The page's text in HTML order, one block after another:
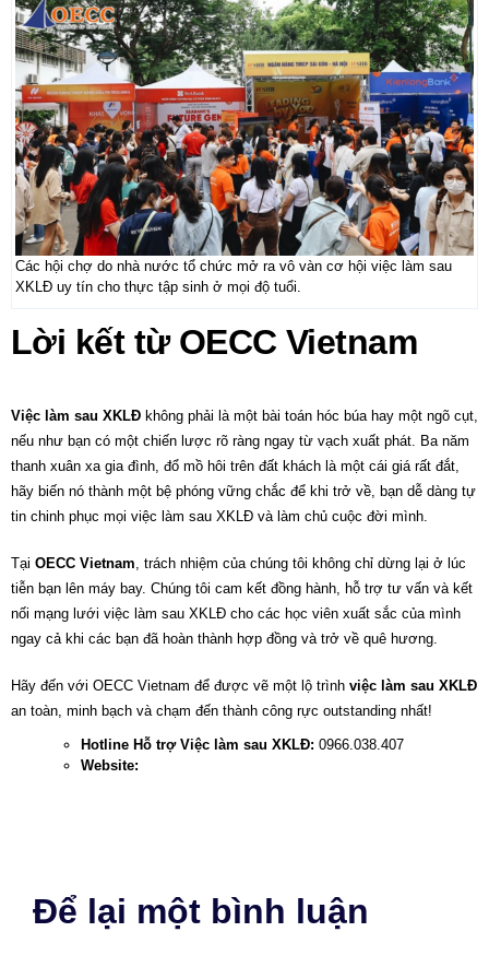
Các hội chợ do nhà nước tổ chức mở ra vô vàn cơ hội việc làm sau
XKLĐ uy tín cho thực tập sinh ở mọi độ tuổi.
Lời kết từ OECC Vietnam
Việc làm sau XKLĐ không phải là một bài toán hóc búa hay một ngõ cụt,
nếu như bạn có một chiến lược rõ ràng ngay từ vạch xuất phát. Ba năm
thanh xuân xa gia đình, đổ mồ hôi trên đất khách là một cái giá rất đắt,
hãy biến nó thành một bệ phóng vững chắc để khi trở về, bạn dễ dàng tự
tin chinh phục mọi việc làm sau XKLĐ và làm chủ cuộc đời mình.
Tại OECC Vietnam , trách nhiệm của chúng tôi không chỉ dừng lại ở lúc
tiễn bạn lên máy bay. Chúng tôi cam kết đồng hành, hỗ trợ tư vấn và kết
nối mạng lưới việc làm sau XKLĐ cho các học viên xuất sắc của mình
ngay cả khi các bạn đã hoàn thành hợp đồng và trở về quê hương.
Hãy đến với OECC Vietnam để được vẽ một lộ trình việc làm sau XKLĐ
an toàn, minh bạch và chạm đến thành công rực outstanding nhất!
Hotline Hỗ trợ Việc làm sau XKLĐ: 0966.038.407
Website:
Để lại một bình luận